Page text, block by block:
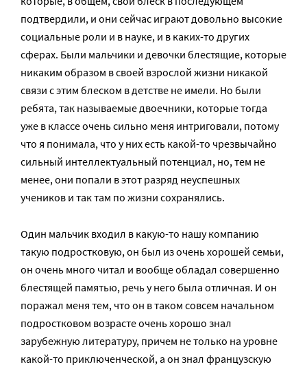
подтвердили, и они сейчас играют довольно высокие
социальные роли и в науке, и в каких-то других
сферах. Были мальчики и девочки блестящие, которые
никаким образом в своей взрослой жизни никакой
связи с этим блеском в детстве не имели. Но были
ребята, так называемые двоечники, которые тогда
уже в классе очень сильно меня интриговали, потому
что я понимала, что у них есть какой-то чрезвычайно
сильный интеллектуальный потенциал, но, тем не
менее, они попали в этот разряд неуспешных
учеников и так там по жизни сохранялись.
Один мальчик входил в какую-то нашу компанию
такую подростковую, он был из очень хорошей семьи,
он очень много читал и вообще обладал совершенно
блестящей памятью, речь у него была отличная. И он
поражал меня тем, что он в таком совсем начальном
подростковом возрасте очень хорошо знал
зарубежную литературу, причем не только на уровне
какой-то приключенческой, а он знал французскую